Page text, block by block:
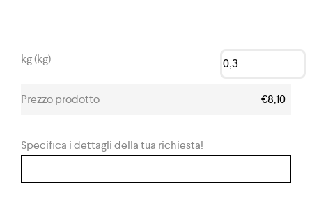
kg (kg)
Prezzo prodotto €8,10
Specifica i dettagli della tua richiesta!